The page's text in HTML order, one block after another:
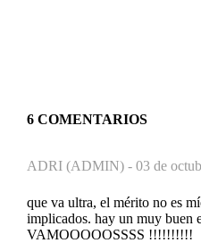
6 COMENTARIOS
ADRI (ADMIN) - 03 de
que va ultra, el mérito no es
implicados. hay un muy buen
VAMOOOOOSSSS !!!!!!!!!!